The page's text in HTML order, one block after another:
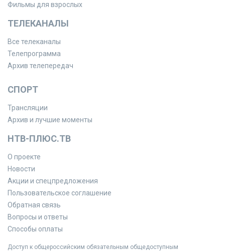
Фильмы для взрослых
ТЕЛЕКАНАЛЫ
Все телеканалы
Телепрограмма
Архив телепередач
СПОРТ
Трансляции
Архив и лучшие моменты
НТВ-ПЛЮС.ТВ
О проекте
Новости
Акции и спецпредложения
Пользовательское соглашение
Обратная связь
Вопросы и ответы
Способы оплаты
Доступ к общероссийским обязательным общедоступным